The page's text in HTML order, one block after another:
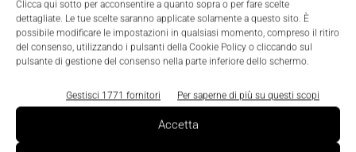
Clicca qui sotto per acconsentire a quanto sopra o per fare scelte
dettagliate. Le tue scelte saranno applicate solamente a questo sito. È
possibile modificare le impostazioni in qualsiasi momento, compreso il ritiro
del consenso, utilizzando i pulsanti della Cookie Policy o cliccando sul
pulsante di gestione del consenso nella parte inferiore dello schermo.
Gestisci 1771 fornitori Per saperne di più su questi scopi
Accetta
Ho letto e compreso l'Informativa sulla Privacye
do il consenso al trattamento dei dati da parte di